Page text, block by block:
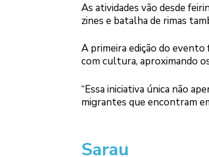
As atividades vão desde
zines e batalha de rimas
A primeira edição do evento
com cultura, aproximando
“Essa iniciativa única não
migrantes que encontram
Sarau